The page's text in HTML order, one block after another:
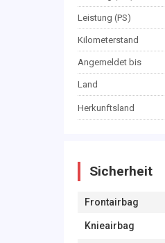
Leistung (PS)
Kilometerstand
Angemeldet bis
Land
Herkunftsland
Sicherheit
Frontairbag
Knieairbag